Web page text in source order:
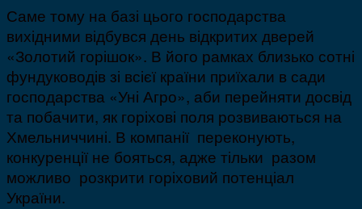
Саме тому на базі цього господарства
вихідними відбувся день відкритих дверей
«Золотий горішок». В його рамках близько сотні
фундуководів зі всієї країни приїхали в сади
господарства «Уні Агро», аби перейняти досвід
та побачити, як горіхові поля розвиваються на
Хмельниччині. В компанії переконують,
конкуренції не бояться, адже тільки разом
можливо розкрити горіховий потенціал
України.